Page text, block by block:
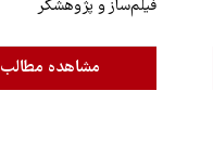
فیلم‌ساز و پژوهشگر
مشاهده مطالب